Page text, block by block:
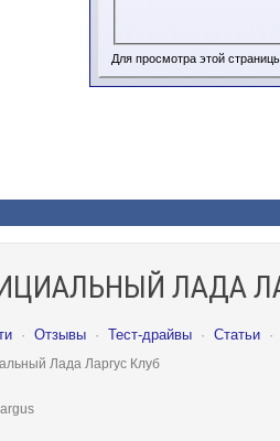
Для просмотра этой
ЛАДА
· Отзывы · Тест-драйвы · Статьи ·
Лада Ларгус Клуб